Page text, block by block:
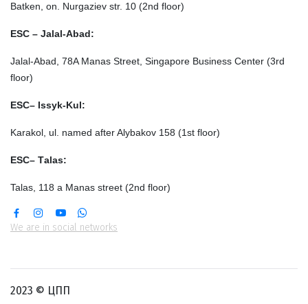
Batken, on. Nurgaziev str. 10 (2nd floor)
ESC – Jalal-Abad:
Jalal-Abad, 78A Manas Street, Singapore Business Center (3rd
floor)
ESC– Issyk-Kul:
Karakol, ul. named after Alybakov 158 (1st floor)
ESC– Таlas:
Talas, 118 a Manas street (2nd floor)
We are in social networks
2023 © ЦПП